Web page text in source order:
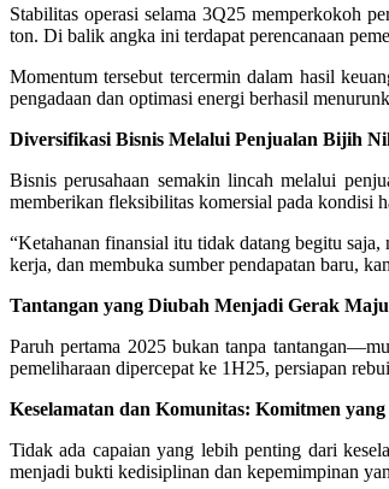
Stabilitas operasi selama 3Q25 memperkokoh
ton. Di balik angka ini terdapat perencanaan
Momentum tersebut tercermin dalam hasil
pengadaan dan optimasi energi berhasil
Diversifikasi Bisnis Melalui Penjualan Bijih
Bisnis perusahaan semakin lincah melalui
memberikan fleksibilitas komersial pada kondisi
“Ketahanan finansial itu tidak datang begitu
kerja, dan membuka sumber pendapatan baru,
Tantangan yang Diubah Menjadi Gerak Maju
Paruh pertama 2025 bukan tanpa
pemeliharaan dipercepat ke 1H25, persiapan
Keselamatan dan Komunitas: Komitmen
Tidak ada capaian yang lebih penting dari
menjadi bukti kedisiplinan dan kepemimpinan